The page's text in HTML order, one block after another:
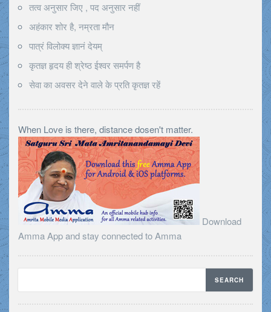
तत्व अनुसार जिए , पद अनुसार नहीं
अहंकार शोर है, नम्रता मौन
पात्रं विलोक्य ज्ञानं देयम्
कृतज्ञ हृदय ही श्रेष्ठ ईश्वर समर्पण है
सेवा का अवसर देने वाले के प्रति कृतज्ञ रहें
When Love is there, distance dosen't matter.
Download
Amma App and stay connected to Amma